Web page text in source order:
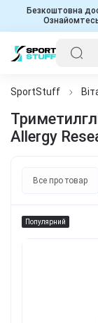
Безкоштовна
SportStuff
Allergy
Все про товар
Популярний